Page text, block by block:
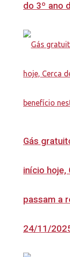
do 3º ano
Gás
início hoje,
passam a
24/11/